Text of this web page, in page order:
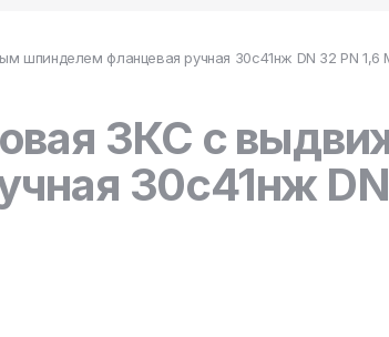
шпинделем фланцевая ручная 30с41нж DN 32 PN 1,6
ЗКС с
30с41нж DN